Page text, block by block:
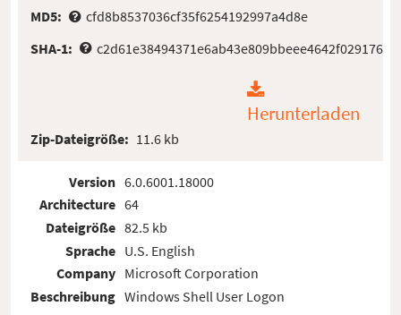
MD5:
cfd8b8537036cf35f6254192997a4d8e
SHA-1:
c2d61e38494371e6ab43e809bbeee4642f029176
Herunterladen
Zip-Dateigröße: 11.6 kb
Version
Architecture
Dateigröße
Sprache
Company
Beschreibung
6.0.6001.18000
64
82.5 kb
U.S. English
Microsoft Corporation
Windows Shell User Logon